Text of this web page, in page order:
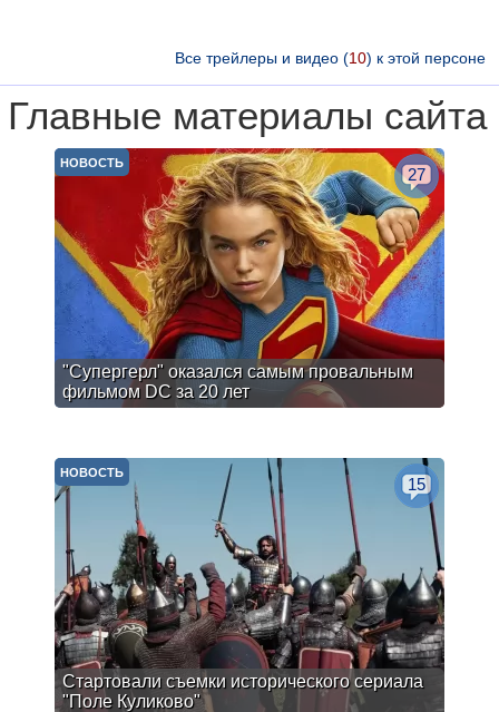
Все трейлеры и видео (10) к этой персоне
Главные материалы сайта
"Супергерл" оказался самым провальным
фильмом DC за 20 лет
НОВОСТЬ
27
Стартовали съемки исторического сериала
"Поле Куликово"
НОВОСТЬ
15